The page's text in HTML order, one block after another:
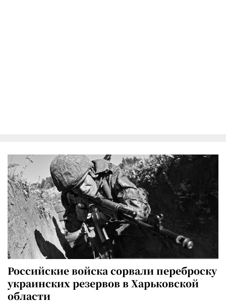
Российские войска сорвали переброску
украинских резервов в Харьковской
области